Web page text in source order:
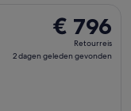
€ 796
Retourreis,
2
€ 796
Retourreis
2 dagen geleden gevonden